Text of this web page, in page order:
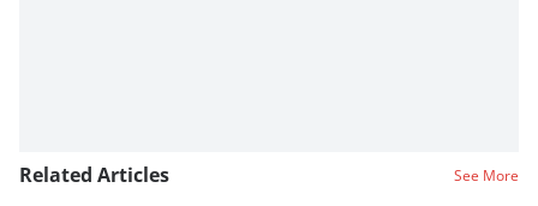
Related Articles See More